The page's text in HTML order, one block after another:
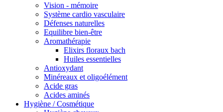
Vision - mémoire
Système cardio vasculaire
Défenses naturelles
Equilibre bien-être
Aromathérapie
Elixirs floraux bach
Huiles essentielles
Antioxydant
Minéreaux et oligoélément
Acide gras
Acides aminés
Hygiène / Cosmétique